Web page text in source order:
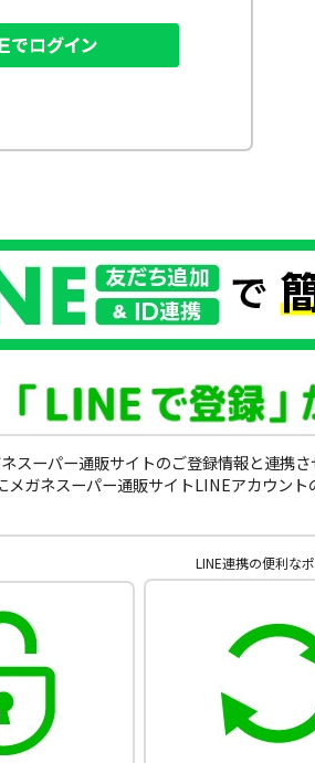
スーパー通販サイトのご登録情報と連携
メガネスーパー通販サイトLINEアカウン
LINE連携の便利な